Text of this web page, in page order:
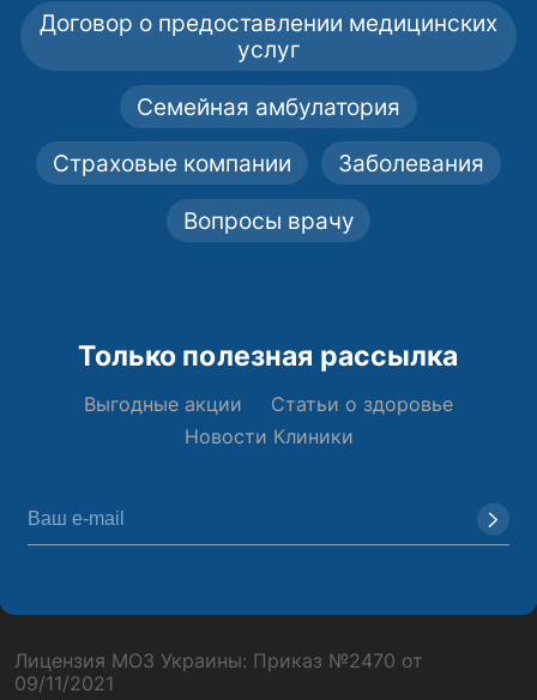
Договор о предоставлении медицинских
услуг
Семейная амбулатория
Страховые компании Заболевания
Вопросы врачу
Только полезная рассылка
Выгодные акции
Статьи о здоровье
Новости Клиники
Лицензия МОЗ Украины: Приказ №2470 от
09/11/2021